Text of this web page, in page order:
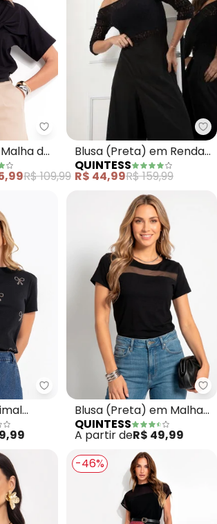
Quintess - Blusa Preta em
de
com
Ombro
R$ 109,99
Blusa (Preta) em Renda
Ombro a Ombro
QUINTESS
R$ 44,99R$ 159,99
Quintess - Blusa (Laços
de
Blusa (Preta) em Malha
de Viscose
QUINTESS
A partir deR$ 49,99
-46%